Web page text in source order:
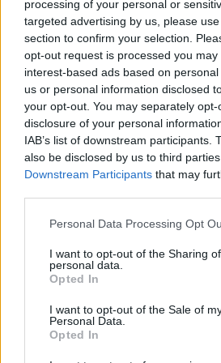
processing of your personal or
targeted advertising by us, please
section to confirm your selection.
opt-out request is processed you may
interest-based ads based on
us or personal information disclosed
your opt-out. You may separately
disclosure of your personal
IAB’s list of downstream participants.
also be disclosed by us to third
Downstream Participants that may
Please note that this website/app
not limited to your visit or usage
grant or deny consent to Google and
use your data for below specified
consent section.
Personal Data Processing Opt
I want to opt-out of the Sharing
personal data.
Opted In
I want to opt-out of the Sale of
Personal Data.
Opted In
de 2022
0,0062
0,0056
Março de
2022
$
0,0065
$
0,0057
$
Abril de
2022
$
0,0059
$
0,0055
$
Maio de
2022
$
0,0055
$
0,0051
$
Junho de
$
0,0055
$
0,0048
$
Julho de
$
0,0057
$
$
Agosto de
0,0066
$